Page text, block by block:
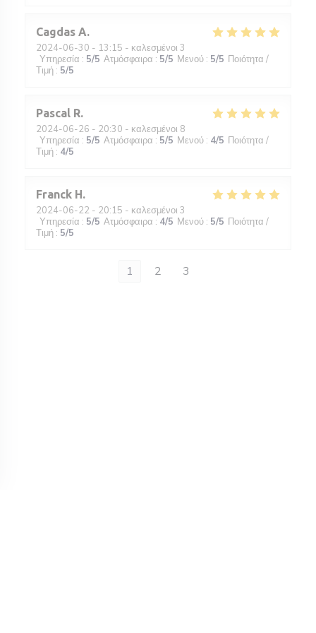
Cagdas A
2024-06-30 - 13:15 - καλεσμένοι 3
Υπηρεσία : 5/5 Ατμόσφαιρα : 5/5 Μενού : 5/5 Ποιότητα /
Τιμή : 5/5
Pascal R
2024-06-26 - 20:30 - καλεσμένοι 8
Υπηρεσία : 5/5 Ατμόσφαιρα : 5/5 Μενού : 4/5 Ποιότητα /
Τιμή : 4/5
Franck H
2024-06-22 - 20:15 - καλεσμένοι 3
Υπηρεσία : 5/5 Ατμόσφαιρα : 4/5 Μενού : 5/5 Ποιότητα /
Τιμή : 5/5
1 2 3